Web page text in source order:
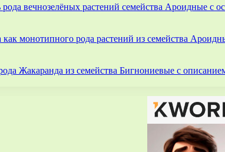
вечнозелёных растений семейства Ароидные с
монотипного рода растений из семейства
Жакаранда из семейства Бигнониевые с